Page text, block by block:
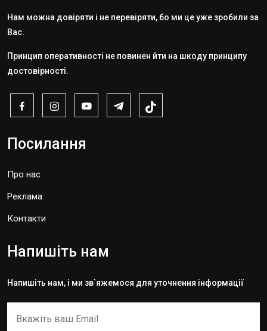
Нам можна довіряти і не перевіряти, бо ми це уже зробили за
Вас.
Принцип оперативності не повинен йти на шкоду принципу
достовірності.
Посилання
Про нас
Реклама
Контакти
Напишіть нам
Напишіть нам, і ми зв`яжемося для уточнення інформації